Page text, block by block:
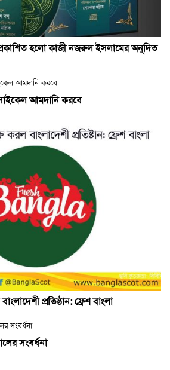
হলো কাজী নজরুল ইসলামের অনূদিত
আমদানি করবে
প্রতিষ্ঠান: ফ্রেশ বাংলা
সংবর্ধনা